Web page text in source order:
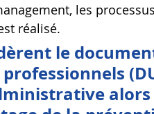
les
réalisé.
le